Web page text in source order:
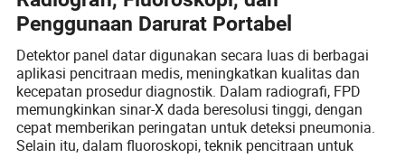
Penggunaan Darurat Portabel
Detektor panel datar digunakan secara luas di berbagai
aplikasi pencitraan medis, meningkatkan kualitas dan
kecepatan prosedur diagnostik. Dalam radiografi, FPD
memungkinkan sinar-X dada beresolusi tinggi, dengan
cepat memberikan peringatan untuk deteksi pneumonia.
Selain itu, dalam fluoroskopi, teknik pencitraan untuk